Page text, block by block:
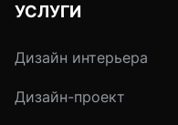
УСЛУГИ
Дизайн интерьера
Дизайн-проект